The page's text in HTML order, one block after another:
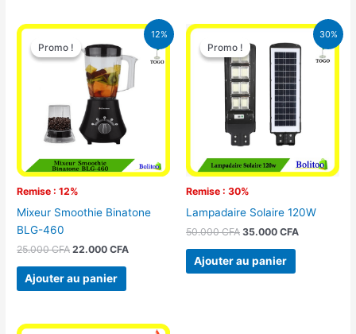
12%
Promo !
Remise : 12%
Promo !
Mixeur Smoothie Binatone
BLG-460
25.000CFA
Le
prix
initial
était :
25.000 CFA.
22.000CFA
Le
prix
actuel
est :
Ajouter au panier
30%
Promo !
Remise : 30%
Promo !
Lampadaire Solaire 120W
50.000CFA
Le
prix
initial
était :
50.000 CFA.
35.000 CFA
Le
prix
actuel
est :
35.000
Ajouter au panier